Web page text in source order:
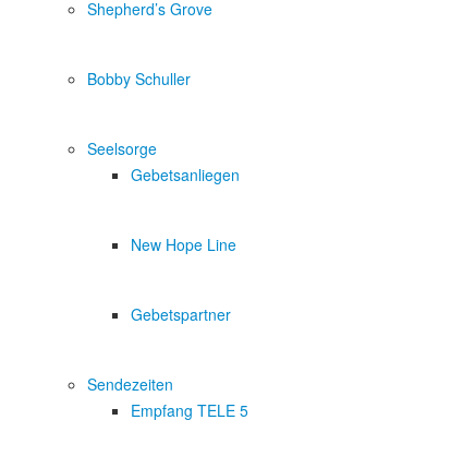
Shepherd’s Grove
Bobby Schuller
Seelsorge
Gebetsanliegen
New Hope Line
Gebetspartner
Sendezeiten
Empfang TELE 5